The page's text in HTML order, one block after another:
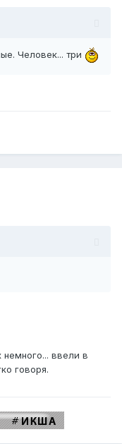
Человек... три
немного... ввели в
говоря.